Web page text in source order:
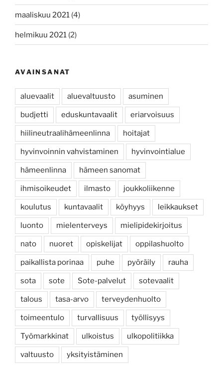
maaliskuu 2021 (4)
helmikuu 2021 (2)
AVAINSANAT
aluevaalit aluevaltuusto asuminen
budjetti eduskuntavaalit eriarvoisuus
hiilineutraalihämeenlinna hoitajat
hyvinvoinnin vahvistaminen hyvinvointialue
hämeenlinna hämeen sanomat
ihmisoikeudet ilmasto joukkoliikenne
koulutus kuntavaalit köyhyys leikkaukset
luonto mielenterveys mielipidekirjoitus
nato nuoret opiskelijat oppilashuolto
paikallista porinaa puhe pyöräily rauha
sota sote Sote-palvelut sotevaalit
talous tasa-arvo terveydenhuolto
toimeentulo turvallisuus työllisyys
Työmarkkinat ulkoistus ulkopolitiikka
valtuusto yksityistäminen